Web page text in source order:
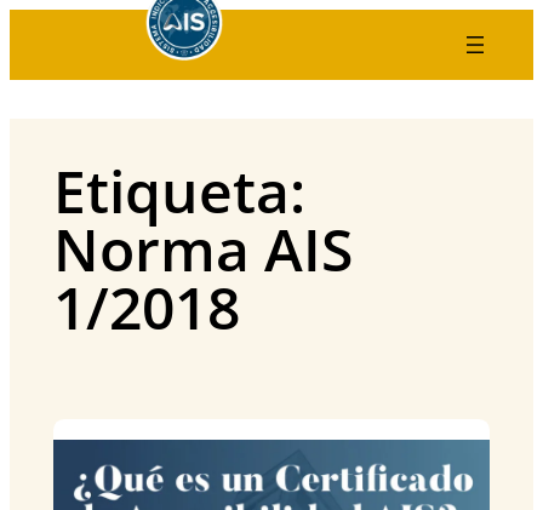
contenido
Etiqueta:
Norma AIS
1/2018